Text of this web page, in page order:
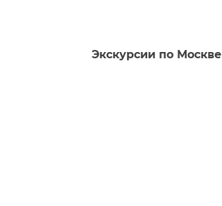
Экскурсии по Москве